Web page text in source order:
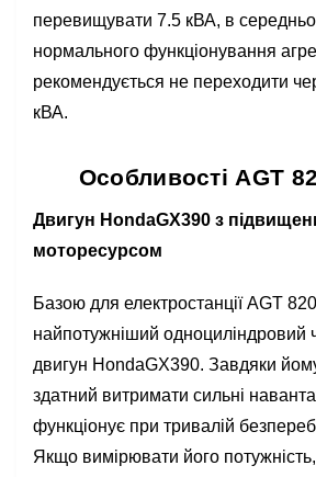
перевищувати 7.5 кВА, в
нормального функціонування
рекомендується не переходити
кВА.
Особливості AGT
Двигун HondaGX390 з
моторесурсом
Базою для електростанції AGT
найпотужніший одноциліндровий
двигун HondaGX390. Завдяки
здатний витримати сильні
функціонує при тривалій
Якщо вимірювати його